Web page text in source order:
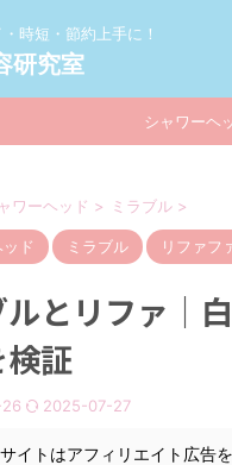
時短・節約上手に！
研究室
シャワーヘ
ワーヘッド > ミラブル >
ド ミラブル リファフ
ルとリファ｜
証
2025-07-27
イトはアフィリエイト広告